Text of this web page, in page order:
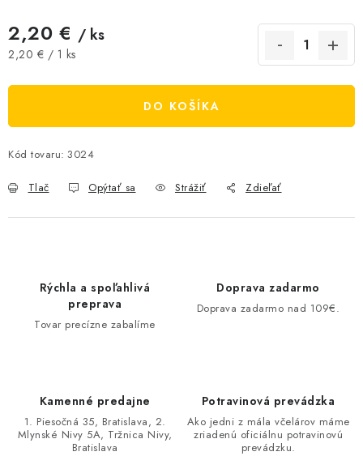
2,20 € / ks
Jednotková cena:
2,20 € / 1 ks
DO KOŠÍKA
Kód tovaru: 3024
Tlač Opýtať sa Strážiť Zdieľať
Rýchla a spoľahlivá
preprava
Tovar precízne zabalíme
Doprava zadarmo
Doprava zadarmo nad 109€.
Kamenné predajne
1. Piesočná 35, Bratislava, 2.
Mlynské Nivy 5A, Tržnica Nivy,
Bratislava
Potravinová prevádzka
Ako jedni z mála včelárov máme
zriadenú oficiálnu potravinovú
prevádzku.